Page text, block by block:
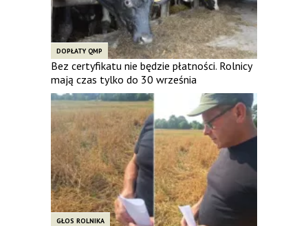
DOPŁATY QMP
Bez certyfikatu nie będzie płatności. Rolnicy
mają czas tylko do 30 września
GŁOS ROLNIKA